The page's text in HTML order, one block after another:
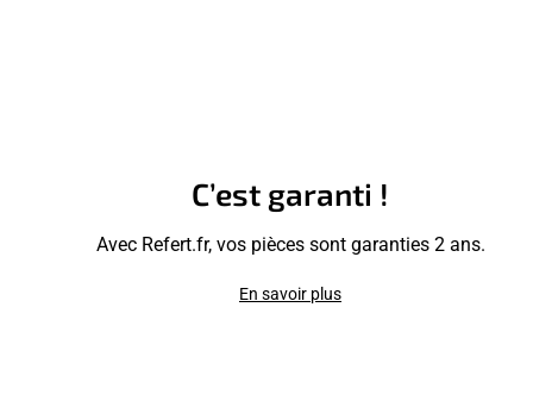
C’est garanti !
Avec Refert.fr, vos pièces sont garanties 2 ans.
En savoir plus